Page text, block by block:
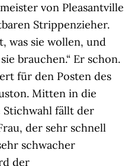
von Pleasantville
Strippenzieher.
was sie wollen, und
brauchen.“ Er schon.
für den Posten des
Mitten in die
fällt der
der sehr schnell
schwacher
der